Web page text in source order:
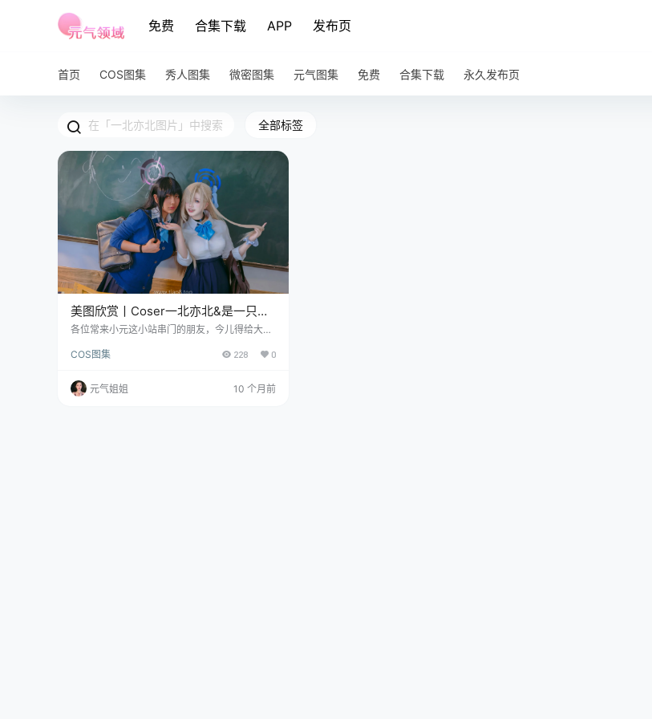
免费 合集下载 APP 发布页
首页 COS图集 秀人图集 微密图集 元气图集 免费 合集下载 永久发布页
全部标签
美图欣赏丨Coser一北亦北&是一只熊
仔吗:NO.034-花凛本真爱版[158P-
各位常来小元这小站串门的朋友，今儿得给大伙
的花凛本真爱版，出自一北亦北和是一只熊仔吗
就知道，这俩姑娘没糊弄事。 图集已更34期，
持续更新中▼▼▼ 先说说是一只熊仔吗。这姑娘
COS图集 228 0
元气姐姐 10 个月前